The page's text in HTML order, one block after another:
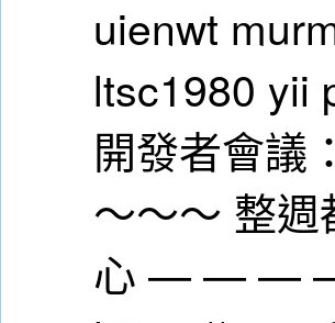
uienwt
ltsc1980 yii
開發者會議
～～～ 整
心 — —